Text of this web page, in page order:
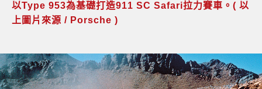
以Type 953為基礎打造911 SC Safari拉力賽車。( 以
上圖片來源 / Porsche )